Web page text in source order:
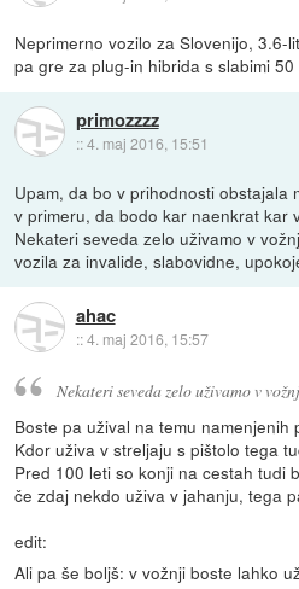
Neprimerno vozilo za Slovenijo, 3.6-
pa gre za plug-in hibrida s slabimi
primozzzz
::4. maj 2016, 15:51
Upam, da bo v prihodnosti obstajala
v primeru, da bodo kar naenkrat kar
Nekateri seveda zelo uživamo v
vozila za invalide, slabovidne,
ahac
::4. maj 2016, 15:57
Nekateri seveda zelo uživamo v
Boste pa užival na temu namenjenih
Kdor uživa v streljaju s pištolo tega
Pred 100 leti so konji na cestah tudi
če zdaj nekdo uživa v jahanju, tega
edit:
Ali pa še boljš: v vožnji boste lahko